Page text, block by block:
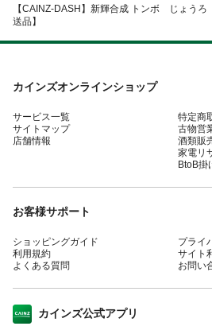
【CAINZ-DASH】新輝合成 トンボ じょう
送品】
カインズオンラインショップ
サービス一覧
サイトマップ
店舗情報
特定商
古物営
酒類販
家電リ
BtoB掛
お客様サポート
ショッピングガイド
利用規約
よくある質問
プライ
サイト
お問い
カインズ公式アプリ